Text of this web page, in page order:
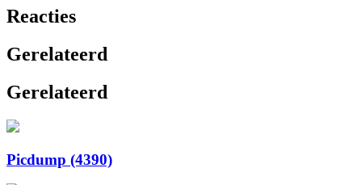
Reacties
Gerelateerd
Gerelateerd
Picdump (4390)